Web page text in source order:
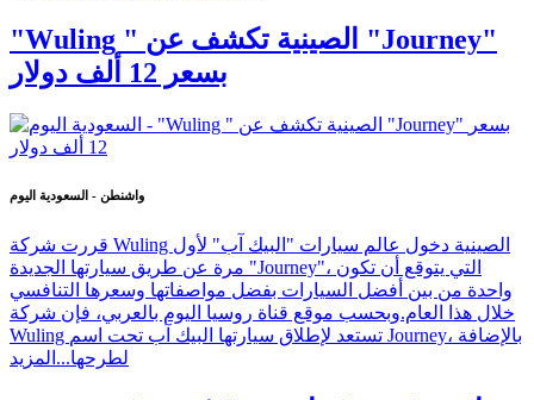
"Wuling " الصينية تكشف عن "Journey"
بسعر 12 ألف دولار
واشنطن - السعودية اليوم
قررت شركة Wuling الصينية دخول عالم سيارات "البيك آب" لأول
مرة عن طريق سيارتها الجديدة "Journey"، التي يتوقع أن تكون
واحدة من بين أفضل السيارات بفضل مواصفاتها وسعرها التنافسي
خلال هذا العام.وبحسب موقع قناة روسيا اليوم بالعربي، فإن شركة
Wuling تستعد لإطلاق سيارتها البيك آب تحت اسم Journey، بالإضافة
لطرحها... المزيد